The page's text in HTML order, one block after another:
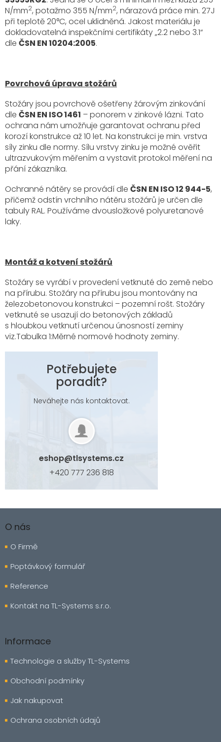
N/mm2, potažmo 355 N/mm2, nárazová práce min. 27J
při teplotě 20°C, ocel uklidněná. Jakost materiálu je
dokladovatelná inspekčními certifikáty „2.2 nebo 3.1“
dle ČSN EN 10204:2005.
Povrchová úprava stožárů
Stožáry jsou povrchově ošetřeny žárovým zinkování
dle ČSN EN ISO 1461 – ponorem v zinkové lázni. Tato
ochrana nám umožňuje garantovat ochranu před
korozí konstrukce až 10 let. Na konstrukci je min. vrstva
síly zinku dle normy. Sílu vrstvy zinku je možné ověřit
ultrazvukovým měřením a vystavit protokol měření na
přání zákazníka.
Ochranné nátěry se provádí dle ČSN EN ISO 12 944-5,
přičemž odstín vrchního nátěru stožárů je určen dle
tabuly RAL. Používáme dvousložkové polyuretanové
laky.
Montáž a kotvení stožárů
Stožáry se vyrábí v provedení vetknuté do země nebo
na přírubu. Stožáry na přírubu jsou montovány na
železobetonovou konstrukci – pozemní rošt. Stožáry
vetknuté se usazují do betonových základů
s hloubkou vetknutí určenou únosností zeminy
viz.Tabulka 1:Měrné normové hodnoty zeminy.
Potřebujete
poradit?
Neváhejte nás kontaktovat.
eshop@tlsystems.cz
+420 777 236 818
á
a
O nás
O Firmě
Poptávkový formulář
Reference
Kontakt na TL-Systems s.r.o.
Informace
Technologie a služby TL-Systems
Obchodní podmínky
Jak nakupovat
Ochrana osobních údajů